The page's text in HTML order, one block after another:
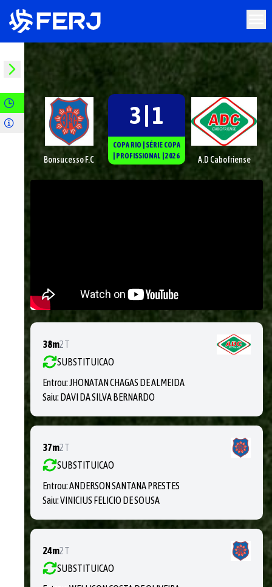
Bonsucesso F.C
3 | 1
COPA RIO SÉRIE COPA
PROFISSIONAL 2026 A.D Cabofriense
38m2T
SUBSTITUICAO
Entrou:JHONATAN CHAGAS DE ALMEIDA
Saiu: DAVI DA SILVA BERNARDO
37m2T
SUBSTITUICAO
Entrou:ANDERSON SANTANA PRESTES
Saiu:VINICIUS FELICIO DE SOUSA
24m2T
SUBSTITUICAO